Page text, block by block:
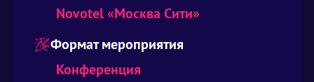
Novotel «Москва Сити»
Формат мероприятия
Конференция